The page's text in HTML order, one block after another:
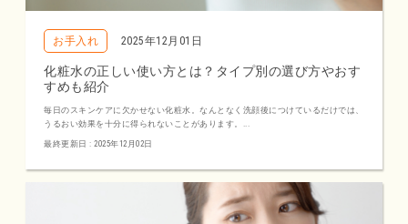
お手入れ 2025年12月01日
化粧水の正しい使い方とは？タイプ別の選び方やおす
すめも紹介
毎日のスキンケアに欠かせない化粧水。なんとなく洗顔後につけているだけでは、
うるおい効果を十分に得られないことがあります。...
最終更新日 : 2025年12月02日